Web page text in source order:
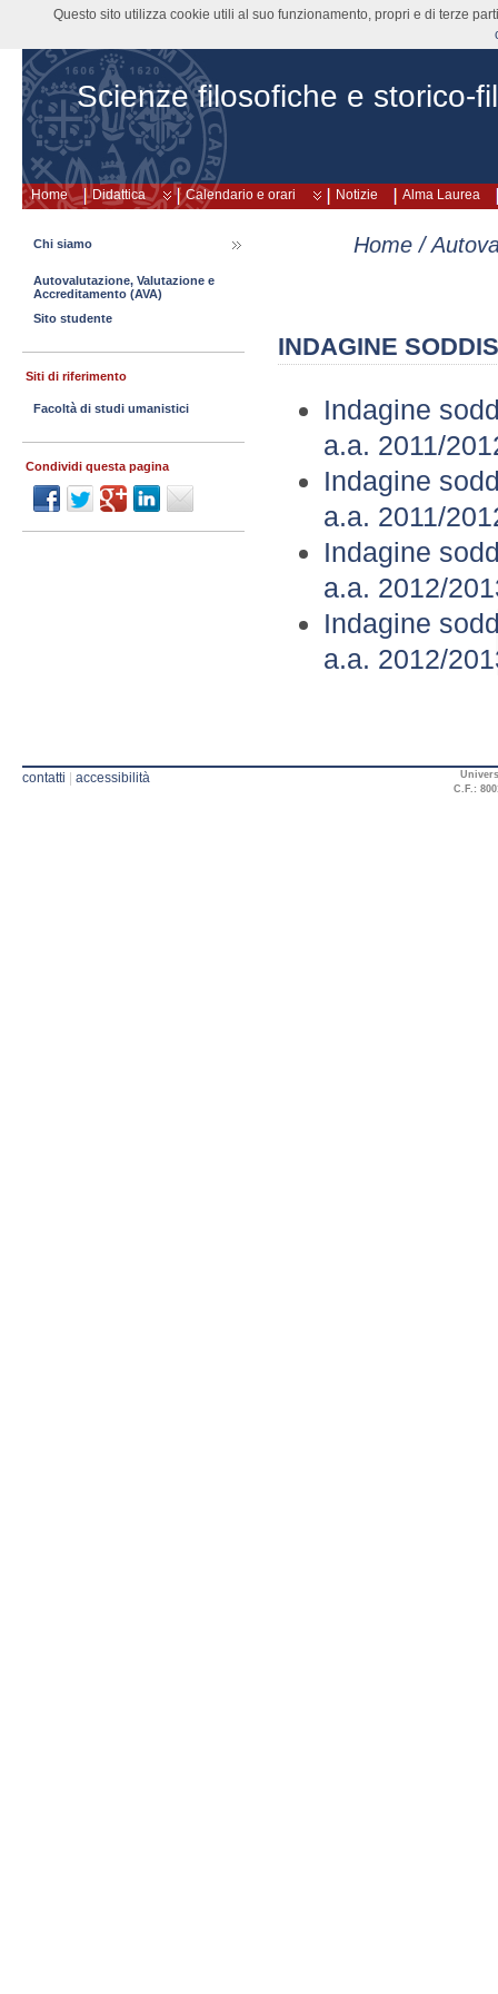
Scienze filosofiche e storico-
Home Didattica Calendario e orari Notizie Alma Laurea
Home /
INDAGINE
Indagine
a.a. 2011/
Indagine
a.a. 2011/
Indagine
a.a. 2012/
Indagine
a.a. 2012/
Chi siamo
Autovalutazione, Valutazione e
Accreditamento (AVA)
Sito studente
Siti di riferimento
Facoltà di studi umanistici
Condividi questa pagina
contatti | accessibilità
C.F.:
Questo sito utilizza cookie utili al suo funzionamento, propri e di terze